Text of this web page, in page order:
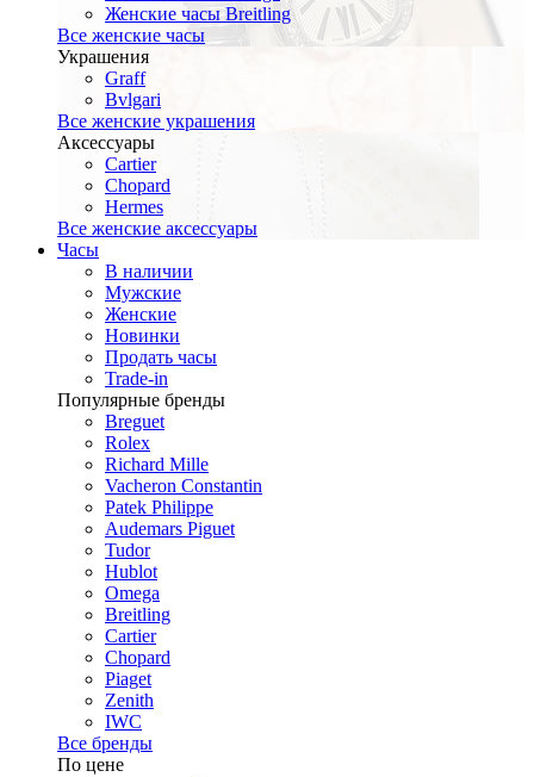
Женские часы Breitling
Все женские часы
Украшения
Graff
Bvlgari
Все женские украшения
Аксессуары
Cartier
Chopard
Hermes
Все женские аксессуары
Часы
В наличии
Мужские
Женские
Новинки
Продать часы
Trade-in
Популярные бренды
Breguet
Rolex
Richard Mille
Vacheron Constantin
Patek Philippe
Audemars Piguet
Tudor
Hublot
Omega
Breitling
Cartier
Chopard
Piaget
Zenith
IWC
Все бренды
По цене